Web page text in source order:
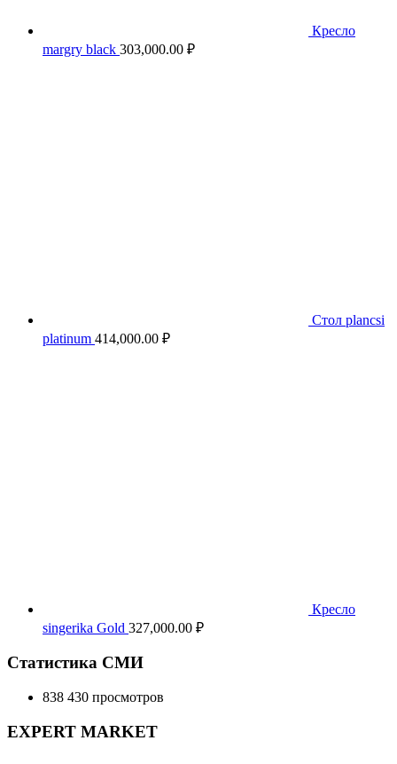
Кресло
margry black 303,000.00 ₽
Стол plancsi
platinum 414,000.00 ₽
Кресло
singerika Gold 327,000.00 ₽
Статистика СМИ
838 430 просмотров
EXPERT MARKET